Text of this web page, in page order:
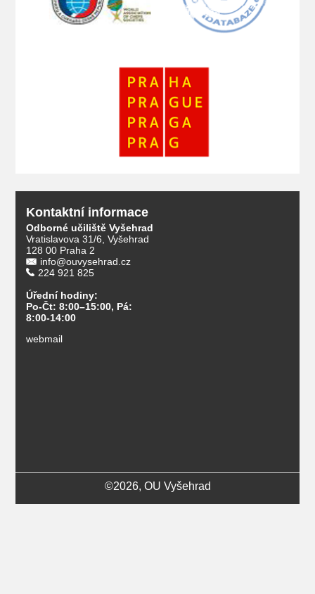
Kontaktní informace
Odborné učiliště Vyšehrad
Vratislavova 31/6, Vyšehrad
128 00 Praha 2
info@ouvysehrad.cz
224 921 825
Úřední hodiny:
Po-Čt: 8:00–15:00, Pá:
8:00-14:00
webmail
©2026, OU Vyšehrad